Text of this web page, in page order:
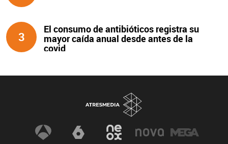
3
El consumo de antibióticos registra su
mayor caída anual desde antes de la
covid